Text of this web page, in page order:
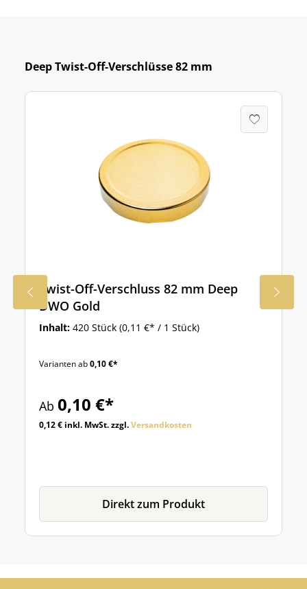
Deep Twist-Off-Verschlüsse 82 mm
Twist-Off-Verschluss 82 mm Deep
DWO Gold
Inhalt: 420 Stück (0,11 €* / 1 Stück)
Varianten ab0,10 €*
Ab 0,10 €*
0,12 € inkl. MwSt. zzgl.Versandkosten
Direkt zum Produkt